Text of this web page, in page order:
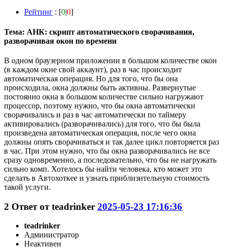
Рейтинг : [0|0]
Тема: АНК: скрипт автоматического сворачивания,
разворачивая окон по времени
В одном браузерном приложении в большом количестве окон
(в каждом окне свой аккаунт), раз в час происходит
автоматическая операция. Но для того, что бы она
происходила, окна должны быть активны. Развернутые
постоянно окна в большом количестве сильно нагружают
процессор, поэтому нужно, что бы окна автоматически
сворачивались и раз в час автоматически по таймеру
активировались (разворачивались) для того, что бы была
произведена автоматическая операция, после чего окна
должны опять сворачиваться и так далее цикл повторяется раз
в час. При этом нужно, что бы окна разворачивались не все
сразу одновременно, а последовательно, что бы не нагружать
сильно комп. Хотелось бы найти человека, кто может это
сделать в Автохоткее и узнать приблизительную стоимость
такой услуги.
2 Ответ отteadrinker 2025-05-23 17:16:36
teadrinker
Администратор
Неактивен